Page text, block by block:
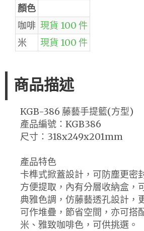
顏色
咖啡 現貨 100 件
米
現貨 100 件
商品描述
KGB-386 藤藝手提籃(方型)
產品編號：KGB386
尺寸：318x249x201mm
產品特色
卡榫式掀蓋設計，可防塵更密
方便提取，內有分層收納盒，
典雅色調，仿藤藝透孔設計，
可作堆疊，節省空間，亦可搭
米、雅致咖啡色，可供挑選。